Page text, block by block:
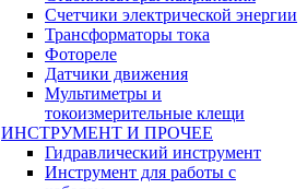
Счетчики электрической энергии
Трансформаторы тока
Фотореле
Датчики движения
Мультиметры и
токоизмерительные клещи
ИНСТРУМЕНТ И ПРОЧЕЕ
Гидравлический инструмент
Инструмент для работы с